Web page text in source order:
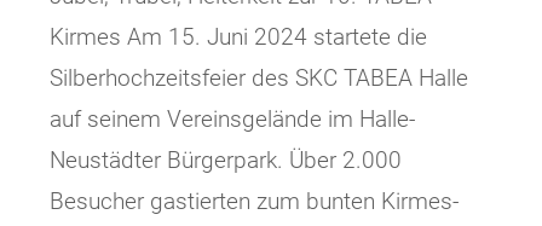
Kirmes Am 15. Juni 2024 startete die
Silberhochzeitsfeier des SKC TABEA Halle
auf seinem Vereinsgelände im Halle-
Neustädter Bürgerpark. Über 2.000
Besucher gastierten zum bunten Kirmes-